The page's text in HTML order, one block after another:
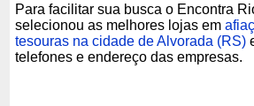
Para facilitar sua busca o Encontra
selecionou as melhores lojas em
tesouras na cidade de Alvorada (RS)
telefones e endereço das empresas.